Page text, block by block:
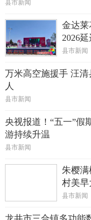
县市新闻
金达
2026
旅游推
县市新闻
万米高空施援手 汪
人
县市新闻
央视报道！“五一”假
游持续升温
县市新闻
朱樱
村美早
县市新闻